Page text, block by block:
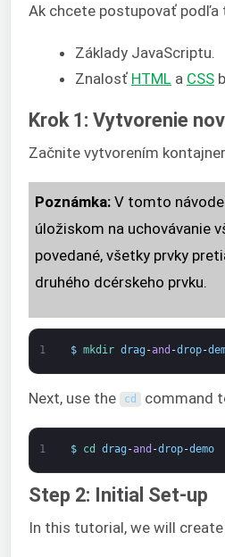
Ak chcete postupovať
Základy JavaScriptu.
Znalosť HTML a CSS
Krok 1: Vytvorenie
Začnite vytvorením
Poznámka: V tomto
úložiskom na uchovávanie
povedané, všetky prvky
druhého dcérskeho prvku.
1 $ mkdir drag -and -drop-
Next, use the cd command
1 $ cd drag -and -drop-demo
Step 2: Initial Set-up
In this tutorial, we will